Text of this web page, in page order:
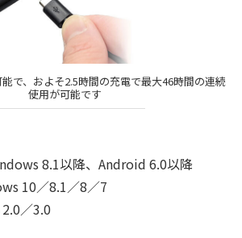
で、およそ2.5時間の充電で最大46時間の連続
使用が可能です
8.1以降、Android 6.0以降
10／8.1／8／7
／3.0